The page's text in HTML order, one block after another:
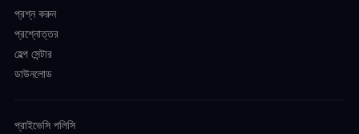
প্রশ্ন করুন
প্রশ্নোত্তর
হেল্প সেন্টার
ডাউনলোড
প্রাইভেসি পলিসি